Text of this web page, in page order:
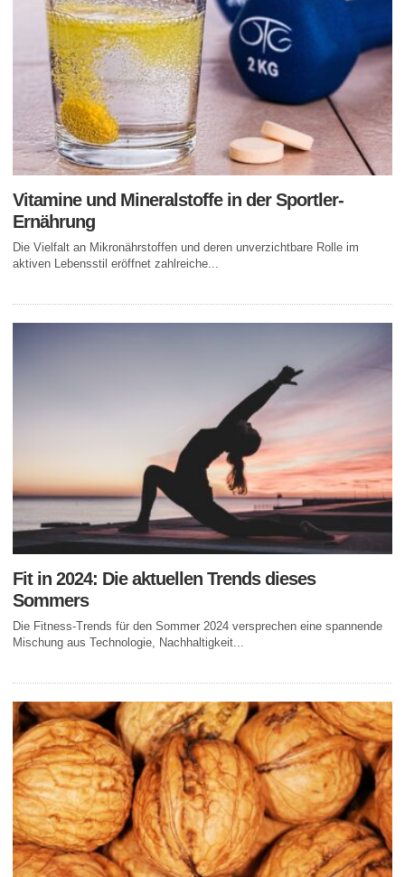
Vitamine und Mineralstoffe in der Sportler-
Ernährung
Die Vielfalt an Mikronährstoffen und deren unverzichtbare Rolle im
aktiven Lebensstil eröffnet zahlreiche...
Fit in 2024: Die aktuellen Trends dieses
Sommers
Die Fitness-Trends für den Sommer 2024 versprechen eine spannende
Mischung aus Technologie, Nachhaltigkeit...